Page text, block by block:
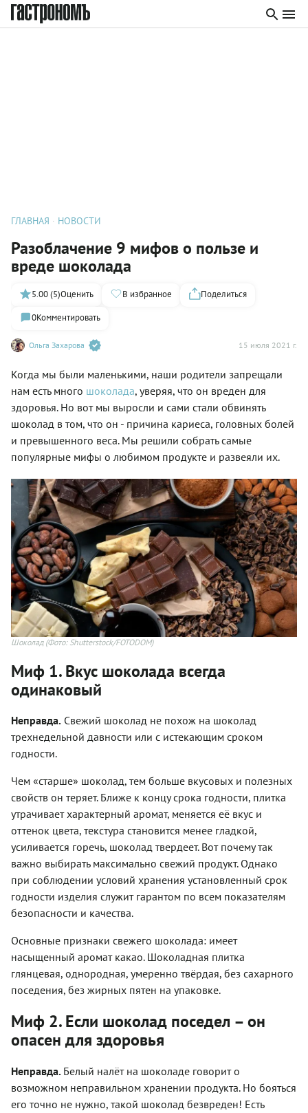
ГЛАВНАЯ НОВОСТИ
Разоблачение 9 мифов о пользе и
вреде шоколада
Ольга Захарова 15 июля 2021 г.
5.00 (5)Оценить В избранное
Поделиться
0Комментировать
Когда мы были маленькими, наши родители запрещали
нам есть много шоколада, уверяя, что он вреден для
здоровья. Но вот мы выросли и сами стали обвинять
шоколад в том, что он - причина кариеса, головных болей
и превышенного веса. Мы решили собрать самые
популярные мифы о любимом продукте и развеяли их.
Шоколад(Фото: Shutterstock/FOTODOM)
Миф 1. Вкус шоколада всегда
одинаковый
Неправда. Свежий шоколад не похож на шоколад
трехнедельной давности или с истекающим сроком
годности.
Чем «старше» шоколад, тем больше вкусовых и полезных
свойств он теряет. Ближе к концу срока годности, плитка
утрачивает характерный аромат, меняется её вкус и
оттенок цвета, текстура становится менее гладкой,
усиливается горечь, шоколад твердеет. Вот почему так
важно выбирать максимально свежий продукт. Однако
при соблюдении условий хранения установленный срок
годности изделия служит гарантом по всем показателям
безопасности и качества.
Основные признаки свежего шоколада: имеет
насыщенный аромат какао. Шоколадная плитка
глянцевая, однородная, умеренно твёрдая, без сахарного
поседения, без жирных пятен на упаковке.
Миф 2. Если шоколад поседел – он
опасен для здоровья
Неправда. Белый налёт на шоколаде говорит о
возможном неправильном хранении продукта. Но бояться
его точно не нужно, такой шоколад безвреден! Есть